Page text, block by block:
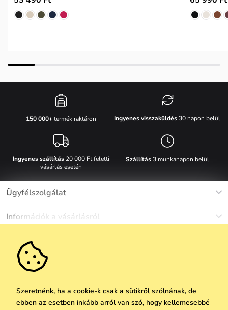
150 000+termék raktáron Ingyenes visszaküldés30 napon belül
Ingyenes szállítás20 000 Ft feletti
vásárlás esetén
Szállítás3 munkanapon belül
Ügyfélszolgálat
+36 1 808 9989
Információk a vásárlásról
Gyakori kérdések
Anyagok és karbantartás
Visszaküldés és reklamáció
Egyéb információk
Rólunk
Karrier
Ajándék utalványok
Vállalatok számára
Ne maradj le semmiről!
Feliratkozni
Szeretnénk, ha a cookie-k csak a sütikről szólnának, de
ebben az esetben inkább arról van szó, hogy kellemesebbé